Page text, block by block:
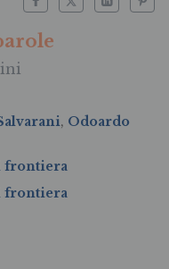
, Odoardo
frontiera
frontiera